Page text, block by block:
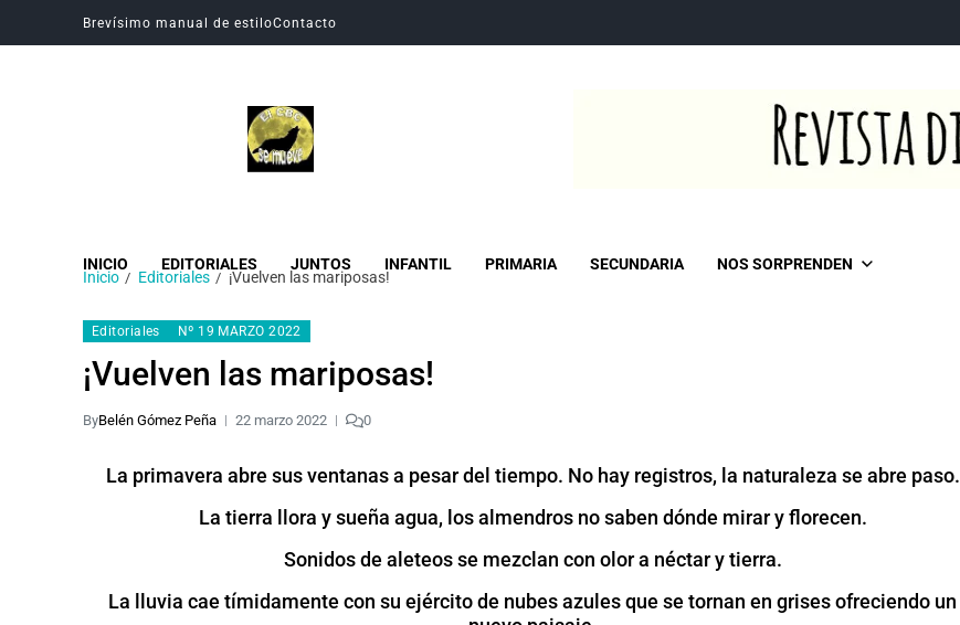
Brevísimo manual de estiloContacto
INICIO EDITORIALES JUNTOS INFANTIL PRIMARIA SECUNDARIA NOS SORPRENDEN
Inicio Editoriales ¡Vuelven las mariposas!
Editoriales Nº 19 MARZO 2022
¡Vuelven las mariposas!
ByBelén Gómez Peña 22 marzo 2022 0
La primavera abre sus ventanas a pesar del tiempo. No hay registros, la naturaleza se abre paso.
La tierra llora y sueña agua, los almendros no saben dónde mirar y florecen.
Sonidos de aleteos se mezclan con olor a néctar y tierra.
La lluvia cae tímidamente con su ejército de nubes azules que se tornan en grises ofreciendo un